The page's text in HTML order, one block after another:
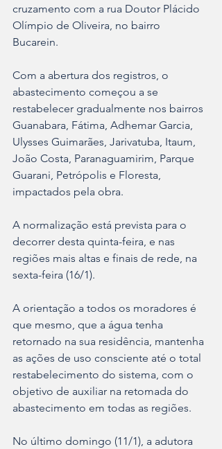
cruzamento com a rua Doutor Plácido
Olímpio de Oliveira, no bairro
Bucarein.
Com a abertura dos registros, o
abastecimento começou a se
restabelecer gradualmente nos bairros
Guanabara, Fátima, Adhemar Garcia,
Ulysses Guimarães, Jarivatuba, Itaum,
João Costa, Paranaguamirim, Parque
Guarani, Petrópolis e Floresta,
impactados pela obra.
A normalização está prevista para o
decorrer desta quinta-feira, e nas
regiões mais altas e finais de rede, na
sexta-feira (16/1).
A orientação a todos os moradores é
que mesmo, que a água tenha
retornado na sua residência, mantenha
as ações de uso consciente até o total
restabelecimento do sistema, com o
objetivo de auxiliar na retomada do
abastecimento em todas as regiões.
No último domingo (11/1), a adutora